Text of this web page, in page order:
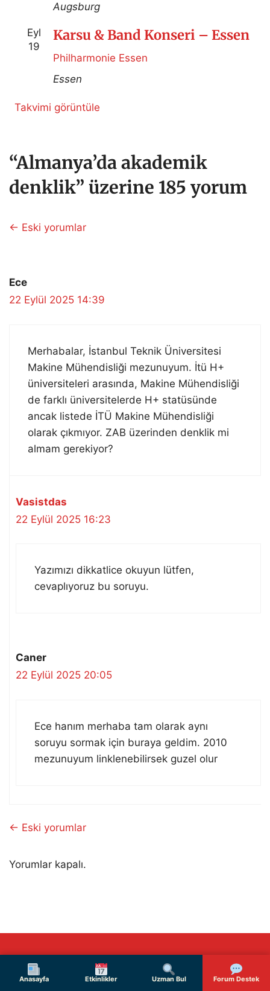
Anasayfa Etkinlikler Uzman Bul Forum Destek
Augsburg
Eyl
19
Karsu & Band Konseri – Essen
Philharmonie Essen
Essen
Takvimi görüntüle
“Almanya’da akademik
denklik” üzerine 185 yorum
Yorum
← Eski yorumlar
Ece
22 Eylül 2025 14:39
Merhabalar, İstanbul Teknik Üniversitesi
Makine Mühendisliği mezunuyum. İtü H+
üniversiteleri arasında, Makine Mühendisliği
de farklı üniversitelerde H+ statüsünde
ancak listede İTÜ Makine Mühendisliği
olarak çıkmıyor. ZAB üzerinden denklik mi
almam gerekiyor?
Vasistdas
22 Eylül 2025 16:23
Yazımızı dikkatlice okuyun lütfen,
cevaplıyoruz bu soruyu.
Caner
22 Eylül 2025 20:05
Ece hanım merhaba tam olarak aynı
soruyu sormak için buraya geldim. 2010
mezunuyum linklenebilirsek guzel olur
Yorum
dolaşımı
← Eski yorumlar
Yorumlar kapalı.
Turkish